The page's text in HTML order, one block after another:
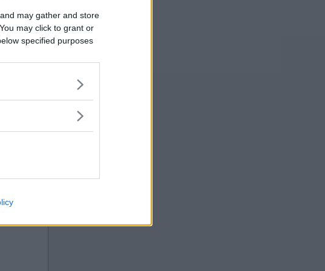
may gather and store
may click to grant or
specified purposes